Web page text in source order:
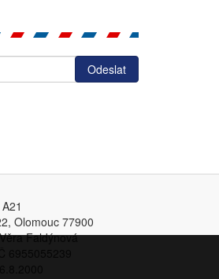
Olomouc 77900
Faldýnová